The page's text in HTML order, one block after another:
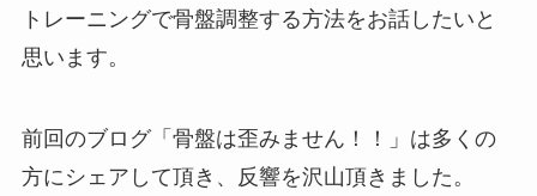
トレーニングで骨盤調整する方法をお話したいと
思います。
前回のブログ「骨盤は歪みません！！」は多くの
方にシェアして頂き、反響を沢山頂きました。